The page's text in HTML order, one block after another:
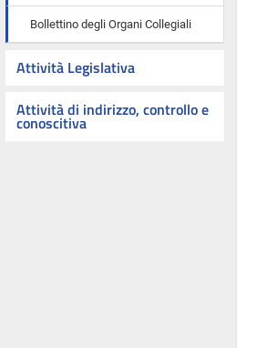
Bollettino degli Organi Collegiali
Attività Legislativa
Attività di indirizzo, controllo e
conoscitiva